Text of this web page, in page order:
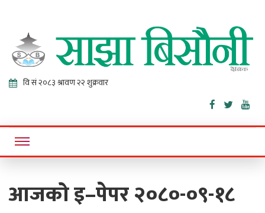
Sajha
Bisaunee
Online News Portal
आजको इ–पेपर २०८०-०९-१८